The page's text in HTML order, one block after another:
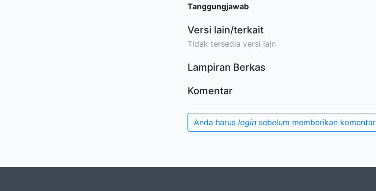
Tanggungjawab
Versi lain/terkait
Tidak tersedia versi lain
Lampiran Berkas
Komentar
Anda harus login sebelum memberikan komentar